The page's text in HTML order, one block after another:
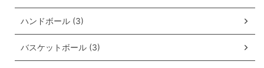
ハンドボール (3)
バスケットボール (3)